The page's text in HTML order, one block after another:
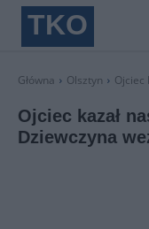
TKO
Główna Olsztyn Ojciec
Ojciec kazał
Dziewczyna